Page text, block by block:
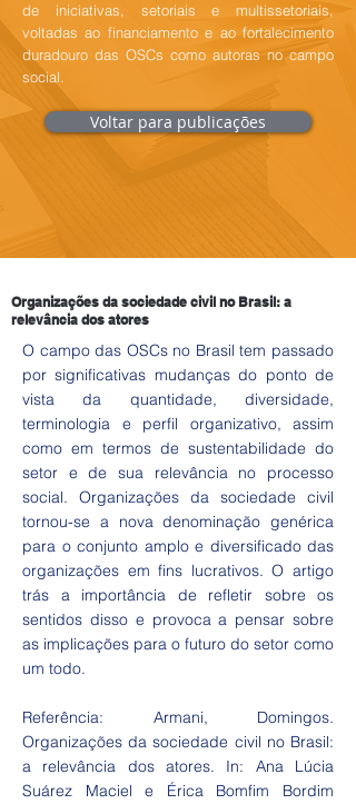
de iniciativas, setoriais e multissetoriais,
voltadas ao financiamento e ao fortalecimento
duradouro das OSCs como autoras no campo
social.
Voltar para publicações
Organizações da sociedade civil no Brasil: a
relevância dos atores
O campo das OSCs no Brasil tem passado
por significativas mudanças do ponto de
vista da quantidade, diversidade,
terminologia e perfil organizativo, assim
como em termos de sustentabilidade do
setor e de sua relevância no processo
social. Organizações da sociedade civil
tornou-se a nova denominação genérica
para o conjunto amplo e diversificado das
organizações em fins lucrativos. O artigo
trás a importância de refletir sobre os
sentidos disso e provoca a pensar sobre
as implicações para o futuro do setor como
um todo.
Referência: Armani, Domingos.
Organizações da sociedade civil no Brasil:
a relevância dos atores. In: Ana Lúcia
Suárez Maciel e Érica Bomfim Bordim